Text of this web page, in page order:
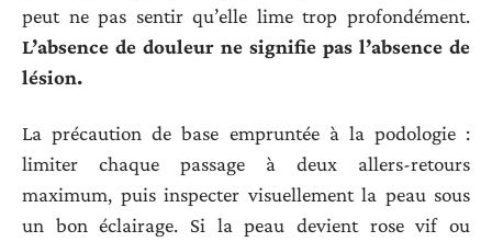
peut ne pas sentir qu’elle lime trop profondément.
L’absence de douleur ne signifie pas l’absence de
lésion.
La précaution de base empruntée à la podologie :
limiter chaque passage à deux allers-retours
maximum, puis inspecter visuellement la peau sous
un bon éclairage. Si la peau devient rose vif ou